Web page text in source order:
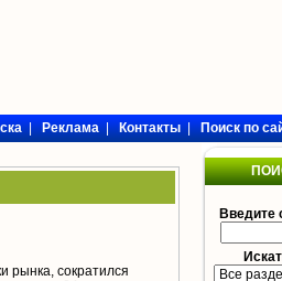
|Реклама|Контакты|Поиск по
рынка, сократился
Введите